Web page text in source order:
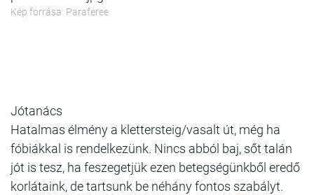
Kép forrása: Paraferee
Jótanács
Hatalmas élmény a klettersteig/vasalt út, még ha
fóbiákkal is rendelkezünk. Nincs abból baj, sőt talán
jót is tesz, ha feszegetjük ezen betegségünkből eredő
korlátaink, de tartsunk be néhány fontos szabályt.